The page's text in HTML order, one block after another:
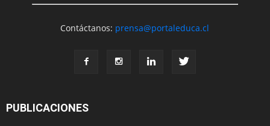
Contáctanos: prensa@portaleduca.cl
PUBLICACIONES